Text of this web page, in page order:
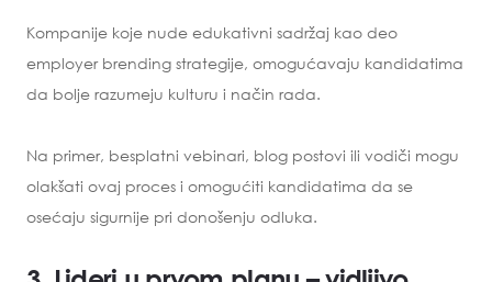
Kompanije koje nude edukativni sadržaj kao deo
employer brending strategije, omogućavaju kandidatima
da bolje razumeju kulturu i način rada.
Na primer, besplatni vebinari, blog postovi ili vodiči mogu
olakšati ovaj proces i omogućiti kandidatima da se
osećaju sigurnije pri donošenju odluka.